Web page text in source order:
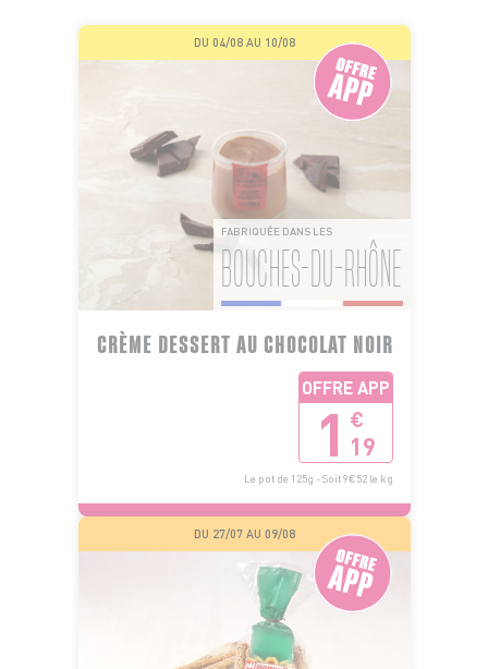
DU 04/08 AU 10/08
FABRIQUÉE DANS LES
BOUCHES-DU-RHÔNE
CRÈME DESSERT AU CHOCOLAT NOIR
OFFRE APP
1 €
19
Le pot de 125g - Soit 9€52 le kg
DU 27/07 AU 09/08